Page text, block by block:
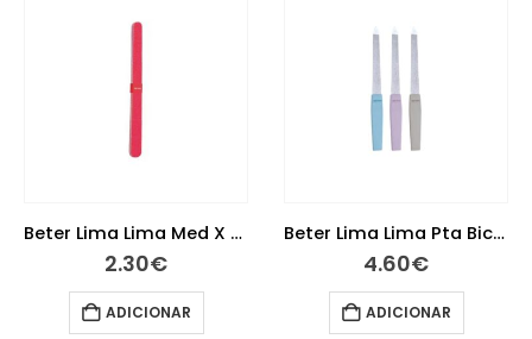
Beter Lima Lima Med X 4 24014
2.30€
ADICIONAR
Beter Lima Lima Pta Bico 24022
4.60€
ADICIONAR